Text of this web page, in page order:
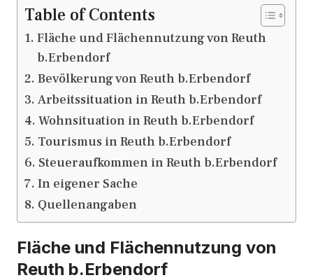
Table of Contents
Fläche und Flächennutzung von Reuth
b.Erbendorf
Bevölkerung von Reuth b.Erbendorf
Arbeitssituation in Reuth b.Erbendorf
Wohnsituation in Reuth b.Erbendorf
Tourismus in Reuth b.Erbendorf
Steueraufkommen in Reuth b.Erbendorf
In eigener Sache
Quellenangaben
Fläche und Flächennutzung von
Reuth b.Erbendorf